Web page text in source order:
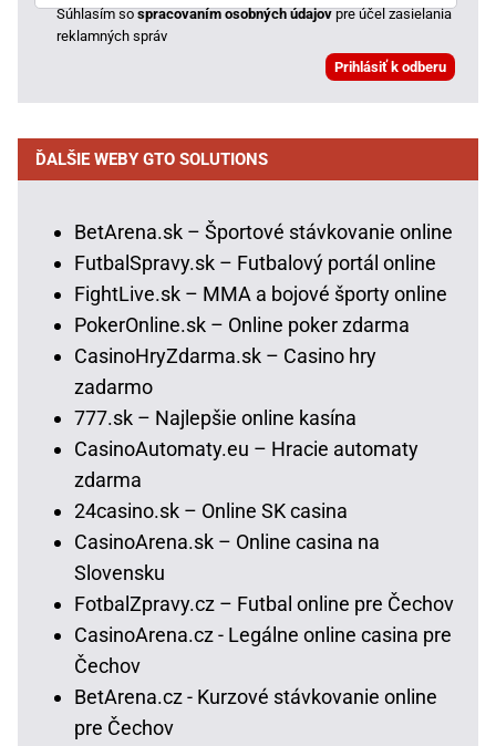
Súhlasím sospracovaním osobných údajovpre účel zasielania
reklamných správ
ĎALŠIE WEBY GTO SOLUTIONS
BetArena.sk – Športové stávkovanie online
FutbalSpravy.sk – Futbalový portál online
FightLive.sk – MMA a bojové športy online
PokerOnline.sk – Online poker zdarma
CasinoHryZdarma.sk – Casino hry
zadarmo
777.sk – Najlepšie online kasína
CasinoAutomaty.eu – Hracie automaty
zdarma
24casino.sk – Online SK casina
CasinoArena.sk – Online casina na
Slovensku
FotbalZpravy.cz – Futbal online pre Čechov
CasinoArena.cz - Legálne online casina pre
Čechov
BetArena.cz - Kurzové stávkovanie online
pre Čechov